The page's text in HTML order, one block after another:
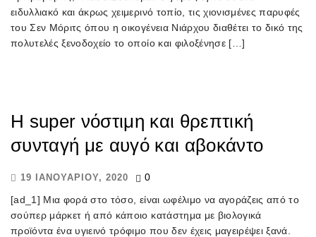
ειδυλλιακό και άκρως χειμερινό τοπίο, τις χιονισμένες παρυφές
του Σεν Μόριτς όπου η οικογένεια Νιάρχου διαθέτει το δικό της
πολυτελές ξενοδοχείο το οποίο και φιλοξένησε […]
Η super νόστιμη και θρεπτική
συνταγή με αυγό και αβοκάντο
19 ΙΑΝΟΥΑΡΊΟΥ, 2020
0
[ad_1] Μια φορά στο τόσο, είναι ωφέλιμο να αγοράζεις από το
σούπερ μάρκετ ή από κάποιο κατάστημα με βιολογικά
προϊόντα ένα υγιεινό τρόφιμο που δεν έχεις μαγειρέψει ξανά.